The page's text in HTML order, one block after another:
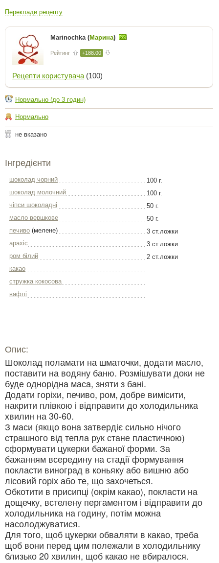
Переклади рецепту
Marinochka (Марина)
Рейтинг +188.00
Рецепти користувача (100)
Нормально (до 3 годин)
Нормально
не вказано
Інгредієнти
шоколад чорний
100 г.
шоколад молочний
100 г.
чіпси шоколадні
50 г.
масло вершкове
50 г.
печиво (мелене)
3 ст.ложки
арахіс
3 ст.ложки
ром білий
2 ст.ложки
какао
стружка кокосова
вафлі
Опис:
Шоколад поламати на шматочки, додати масло,
поставити на водяну баню. Розмішувати доки не
буде однорідна маса, зняти з бані.
Додати горіхи, печиво, ром, добре вимісити,
накрити плівкою і відправити до холодильника
хвилин на 30-60.
З маси (якщо вона затвердіє сильно нічого
страшного від тепла рук стане пластичною)
сформувати цукерки бажаної форми. За
бажанням всередину на стадії формування
покласти виноград в коньяку або вишню або
лісовий горіх або те, що захочеться.
Обкотити в присипці (окрім какао), покласти на
дощечку, встелену пергаментом і відправити до
холодильника на годину, потім можна
насолоджуватися.
Для того, щоб цукерки обваляти в какао, треба
щоб вони перед цим полежали в холодильнику
близько 20 хвилин, щоб какао не вбиралося.